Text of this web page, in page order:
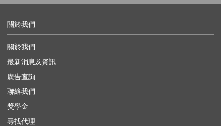
關於我們
關於我們
最新消息及資訊
廣告查詢
聯絡我們
獎學金
尋找代理